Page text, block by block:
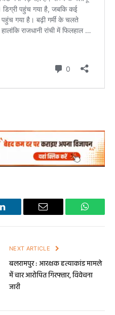
LinkedIn Email
NEXT ARTICLE
बलरामपुर : आरक्षक हत्याकांड मामले
में चार आरोपित गिरफ्तार, विवेचना
जारी